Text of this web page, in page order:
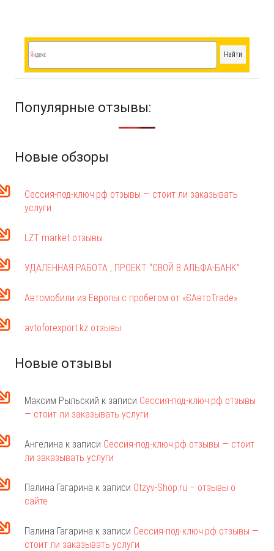
Популярные отзывы:
Новые обзоры
Сессия-под-ключ.рф отзывы — стоит ли заказывать
услуги
LZT market отзывы
УДАЛЕННАЯ РАБОТА , ПРОЕКТ “СВОЙ В АЛЬФА-БАНК”
Автомобили из Европы с пробегом от «ЄАвтоTrаde»
avtoforexport.kz отзывы
Новые отзывы
Максим Рыльский к записи Сессия-под-ключ.рф отзывы
— стоит ли заказывать услуги
Ангелина к записи Сессия-под-ключ.рф отзывы — стоит
ли заказывать услуги
Палина Гагарина к записи Otzyv-Shop.ru – отзывы о
сайте
Палина Гагарина к записи Сессия-под-ключ.рф отзывы —
стоит ли заказывать услуги